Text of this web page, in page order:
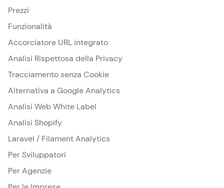
Prezzi
Funzionalità
Accorciatore URL integrato
Analisi Rispettosa della Privacy
Tracciamento senza Cookie
Alternativa a Google Analytics
Analisi Web White Label
Analisi Shopify
Laravel / Filament Analytics
Per Sviluppatori
Per Agenzie